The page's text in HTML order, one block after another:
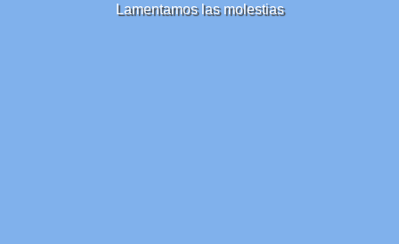
Lamentamos las molestias